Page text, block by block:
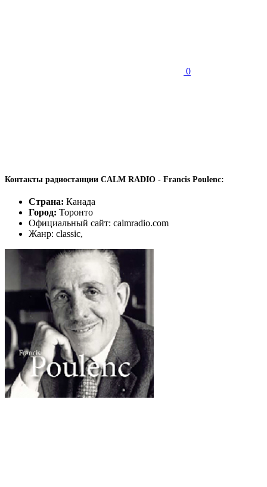
0
Контакты радиостанции CALM RADIO - Francis Poulenc:
Страна: Канада
Город: Торонто
Официальный сайт: calmradio.com
Жанр: classic,